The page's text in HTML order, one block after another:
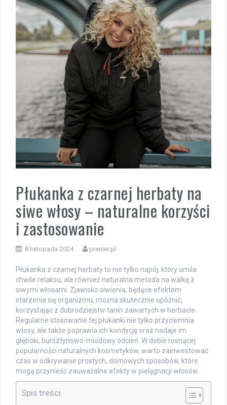
Płukanka z czarnej herbaty na
siwe włosy – naturalne korzyści
i zastosowanie
8 listopada 2024 prenier.pl
Płukanka z czarnej herbaty to nie tylko napój, który umila
chwile relaksu, ale również naturalna metoda na walkę z
siwymi włosami. Zjawisko siwienia, będące efektem
starzenia się organizmu, można skutecznie opóźnić,
korzystając z dobrodziejstw tanin zawartych w herbacie.
Regularne stosowanie tej płukanki nie tylko przyciemnia
włosy, ale także poprawia ich kondycję oraz nadaje im
głęboki, bursztynowo-miodowy odcień. W dobie rosnącej
popularności naturalnych kosmetyków, warto zainwestować
czas w odkrywanie prostych, domowych sposobów, które
mogą przynieść zauważalne efekty w pielęgnacji włosów.
Spis treści